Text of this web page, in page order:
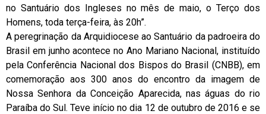
no Santuário dos Ingleses no mês de maio, o Terço dos
Homens, toda terça-feira, às 20h”.
A peregrinação da Arquidiocese ao Santuário da padroeira do
Brasil em junho acontece no Ano Mariano Nacional, instituído
pela Conferência Nacional dos Bispos do Brasil (CNBB), em
comemoração aos 300 anos do encontro da imagem de
Nossa Senhora da Conceição Aparecida, nas águas do rio
Paraíba do Sul. Teve início no dia 12 de outubro de 2016 e se